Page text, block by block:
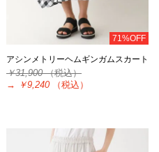
71%OFF
アシンメトリーヘムギンガムスカート
￥31,900（税込）
→
￥9,240 （税込）